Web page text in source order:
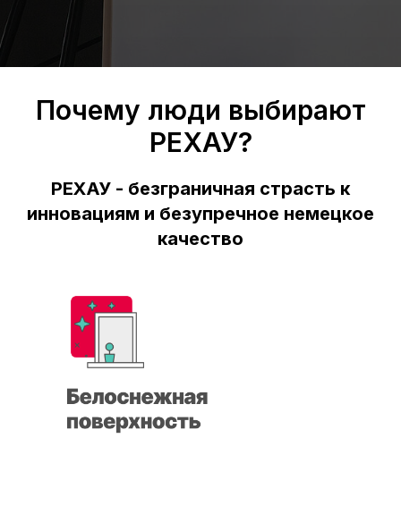
Почему люди выбирают
РЕХАУ?
РЕХАУ - безграничная страсть к
инновациям и безупречное немецкое
качество